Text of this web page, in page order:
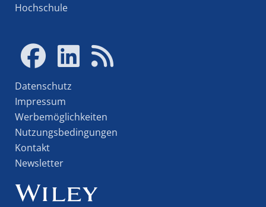
Hochschule
Datenschutz
Impressum
Werbemöglichkeiten
Nutzungsbedingungen
Kontakt
Newsletter